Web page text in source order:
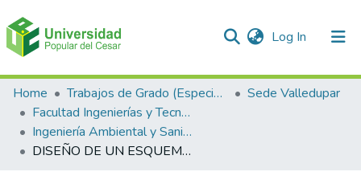
Log In (current)
Communities & Collections
All of DSpace
Statistics
Home Trabajos de Grado (Especializaciones y Pregrados)
Sede Valledupar
Facultad Ingenierías y Tecnologías
Ingeniería Ambiental y Sanitaria.
DISEÑO DE UN ESQUEMA DE PAGOS POR SERVICIOS AMBIENTALES-PSA- PARA LA RESERVA FORESTAL PROTECTORA LOS CEIBOTES JURISDICCIÓN DEL MUNICIPIO DE VALLEDUPAR - VEREDA NUEVO MUNDO - DEPARTAMENTO DEL CESAR.